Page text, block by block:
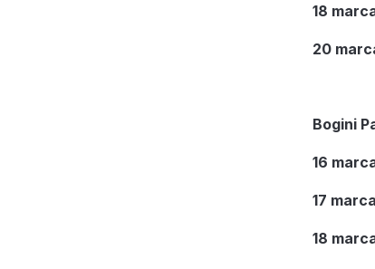
18
20
Bogini
16
17 marca
18